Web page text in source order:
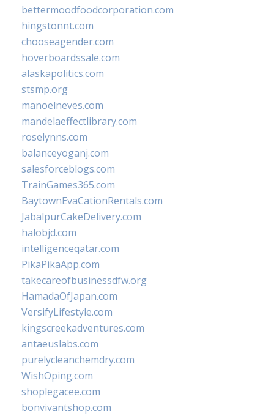
bettermoodfoodcorporation.com
hingstonnt.com
chooseagender.com
hoverboardssale.com
alaskapolitics.com
stsmp.org
manoelneves.com
mandelaeffectlibrary.com
roselynns.com
balanceyoganj.com
salesforceblogs.com
TrainGames365.com
BaytownEvaCationRentals.com
JabalpurCakeDelivery.com
halobjd.com
intelligenceqatar.com
PikaPikaApp.com
takecareofbusinessdfw.org
HamadaOfJapan.com
VersifyLifestyle.com
kingscreekadventures.com
antaeuslabs.com
purelycleanchemdry.com
WishOping.com
shoplegacee.com
bonvivantshop.com